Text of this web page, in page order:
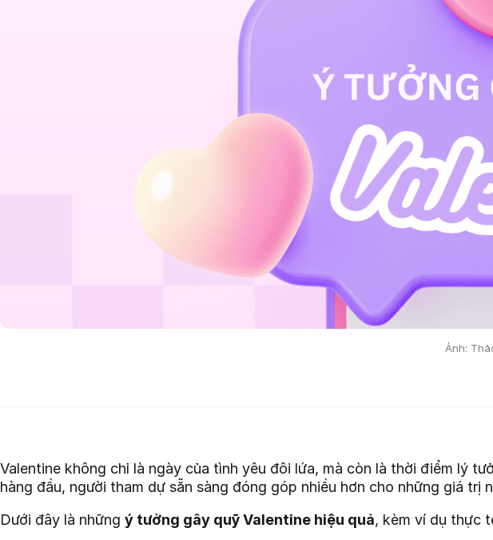
Ảnh:
Valentine không chỉ là ngày của tình yêu đôi lứa, mà còn là thời điểm lý
hàng đầu, người tham dự sẵn sàng đóng góp nhiều hơn cho những giá trị
Dưới đây là những ý tưởng gây quỹ Valentine hiệu quả, kèm ví dụ thực